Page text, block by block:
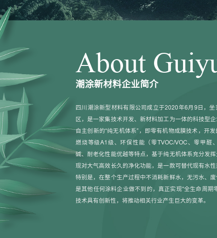
About
潮涂新材料企业简介
四川潮涂新型材料有限公司成立于2020年6月9日，
区，是一家集技术开发、新材料加工为一体的科技型
自主创新的“纯无机体系”，即零有机物成膜技术，开
燃烧等级A1级、环保性能（零TVOC/VOC、零甲醛
碱、耐老化性能优越等特点，基于纯无机体系充分发
现对大气高效长久的净化功能，是一款可替代现有水
特别是，在整个生产过程中不消耗新鲜水，无污水、
是其他任何涂料企业做不到的，真正实现“全生命周期
技术具有创新性，将推动相关行业产生巨大的变革。